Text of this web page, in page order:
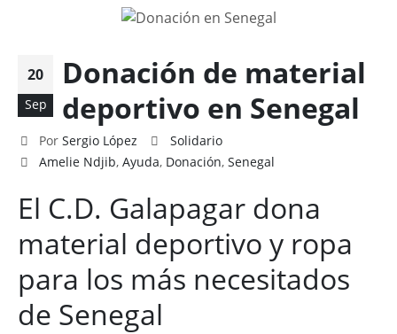
20
Sep
Donación de material
deportivo en Senegal
Por Sergio López
Solidario
Amelie Ndjib,Ayuda, Donación,Senegal
El C.D. Galapagar dona
material deportivo y ropa
para los más necesitados
de Senegal